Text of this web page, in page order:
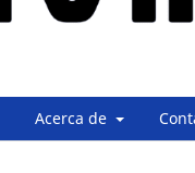
Acerca de